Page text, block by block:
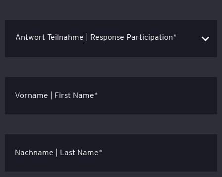
Vorname | First Name*
Nachname | Last Name*